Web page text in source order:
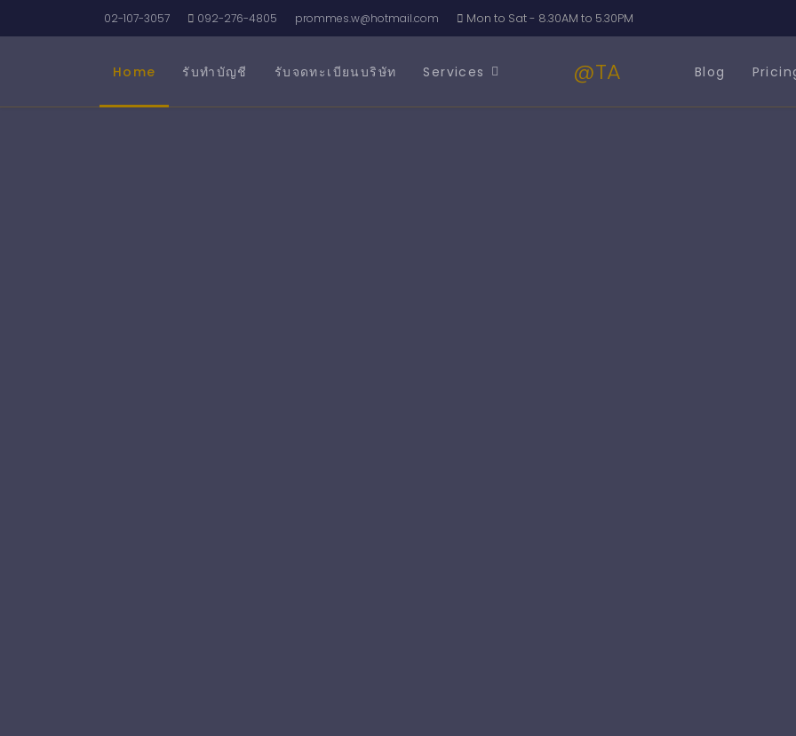
02-107-3057 092-276-4805 prommes.w@hotmail.com Mon to Sat - 8.30AM to 5.30PM
Home รับทำบัญชี รับจดทะเบียนบริษัท Services @TA Blog